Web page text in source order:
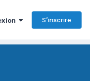
S’inscrire